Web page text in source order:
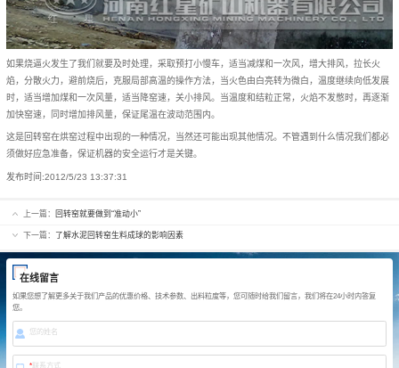
如果烧逼火发生了我们就要及时处理，采取预打小慢车，适当减煤和一次风，增大排风，拉长火
焰，分散火力，避前烧后，克服局部高温的操作方法，当火色由白亮转为微白，温度继续向低发展
时，适当增加煤和一次风量，适当降窑速，关小排风。当温度和结粒正常，火焰不发憋时，再逐渐
加快窑速，同时增加排风量，保证尾温在波动范围内。
这是回转窑在烘窑过程中出现的一种情况，当然还可能出现其他情况。不管遇到什么情况我们都必
须做好应急准备，保证机器的安全运行才是关键。
发布时间:2012/5/23 13:37:31
上一篇： 回转窑就要做到“准动小”
下一篇： 了解水泥回转窑生料成球的影响因素
在线留言
如果您想了解更多关于我们产品的优惠价格、技术参数、出料粒度等，您可随时给我们留言，我们将在24小时内答复
您。
您的姓名
*联系方式